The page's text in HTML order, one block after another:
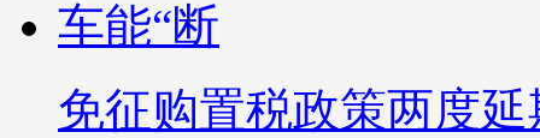
免征购置税政策两度